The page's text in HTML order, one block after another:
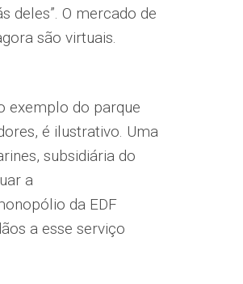
deles”. O mercado de
são virtuais.
exemplo do parque
é ilustrativo. Uma
subsidiária do
a
da EDF
a esse serviço